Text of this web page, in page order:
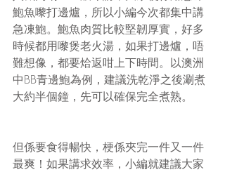
鮑魚嚟打邊爐，所以小編今次都集中講
急凍鮑。鮑魚肉質比較堅韌厚實，好多
時候都用嚟煲老火湯，如果打邊爐，唔
難想像，都要烚返咁上下時間。以澳洲
中BB青邊鮑為例，建議洗乾淨之後涮煮
大約半個鐘，先可以確保完全煮熟。
但係要食得暢快，梗係夾完一件又一件
最爽！如果講求效率，小編就建議大家